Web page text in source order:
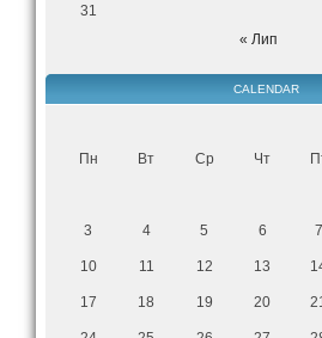
31
« Лип
CALENDAR
Пн Вт Ср Чт
3 4 5 6 7
10 11 12 13
17 18 19 20